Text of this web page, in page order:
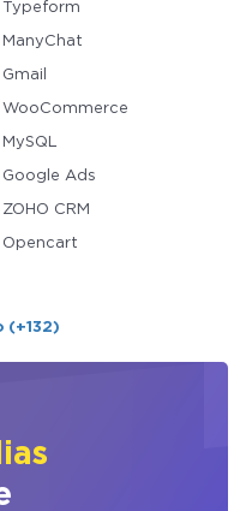
Typeform
ManyChat
Gmail
WooCommerce
MySQL
Google Ads
ZOHO CRM
Opencart
(+132)